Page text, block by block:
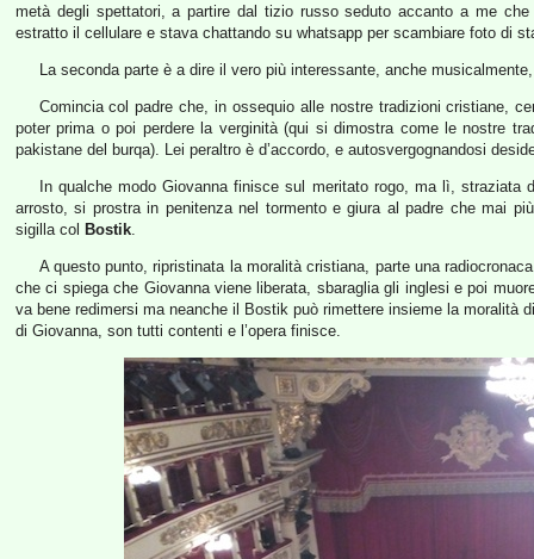
metà degli spettatori, a partire dal tizio russo seduto accanto a me che
estratto il cellulare e stava chattando su whatsapp per scambiare foto di
La seconda parte è a dire il vero più interessante, anche
Comincia col padre che, in ossequio alle nostre tradizioni cristiane,
poter prima o poi perdere la verginità (qui si dimostra come le nostre
pakistane del burqa). Lei peraltro è d’accordo, e autosvergognandosi
In qualche modo Giovanna finisce sul meritato rogo, ma lì, straziata
arrosto, si prostra in penitenza nel tormento e giura al padre che mai
sigilla col Bostik.
A questo punto, ripristinata la moralità cristiana, parte una
che ci spiega che Giovanna viene liberata, sbaraglia gli inglesi e poi
va bene redimersi ma neanche il Bostik può rimettere insieme la moralità
di Giovanna, son tutti contenti e l’opera finisce.